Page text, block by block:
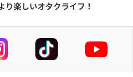
り楽しいオタクライフ！